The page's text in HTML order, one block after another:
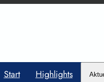
Start Highlights